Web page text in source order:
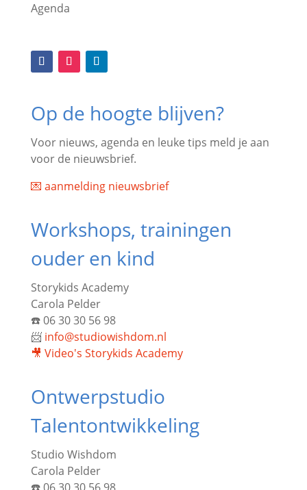
Agenda
Op de hoogte blijven?
Voor nieuws, agenda en leuke tips meld je aan
voor de nieuwsbrief.
💌 aanmelding nieuwsbrief
Workshops, trainingen
ouder en kind
Storykids Academy
Carola Pelder
☎️ 06 30 30 56 98
📨 info@studiowishdom.nl
🎥 Video's Storykids Academy
Ontwerpstudio
Talentontwikkeling
Studio Wishdom
Carola Pelder